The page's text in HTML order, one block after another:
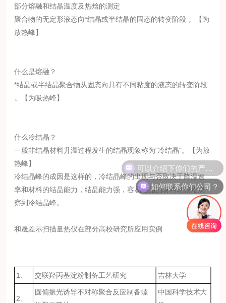
部分熔融和结晶温度及热焓的测定
聚合物的无定形液态向*结晶或半结晶的固态的转变阶段 。【为
放热峰】
什么是熔融？
*结晶或半结晶聚合物从固态向具有不同粘度的液态的转变阶段
。【为吸热峰】
什么冷结晶？
一般非结晶材料升温过程发生的结晶现象称为“冷结晶"。【为放
热峰】
冷结晶峰的成因是这样的，冷结晶峰的出现与否取决于降温速
率和材料的结晶能力，结晶能力强，容易结晶的材料就很难观
察到冷结晶峰。
和晟差示扫描量热仪在部分高校研究所应用实例
1、 交联羟丙基淀粉制备工艺研究 吉林大学
2、
圆偏振光诱导不对称聚合反应制备螺
中国科学技术大
可以介绍下你们的产品么？
如何联系你们公司？